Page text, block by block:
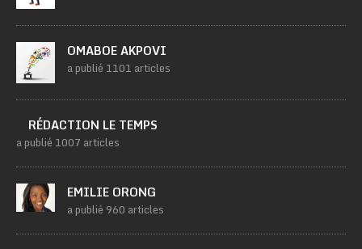
OMABOE AKPOVI
a publié 1101 articles
RÉDACTION LE TEMPS
a publié 1007 articles
EMILIE ORONG
a publié 960 articles